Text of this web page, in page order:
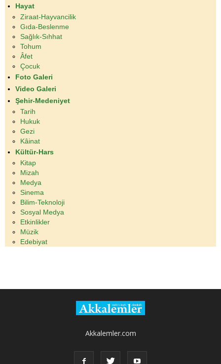
Hayat
Ziraat-Hayvancilik
Gıda-Beslenme
Sağlık-Sıhhat
Tohum
Âfet
Çocuk
Foto Galeri
Video Galeri
Şehir-Medeniyet
Tarih
Hukuk
Gezi
Kâinat
Kültür-Hars
Kitap
Mizah
Medya
Sinema
Bilim-Teknoloji
Sosyal Medya
Etkinlikler
Müzik
Edebiyat
Akkalemler.com